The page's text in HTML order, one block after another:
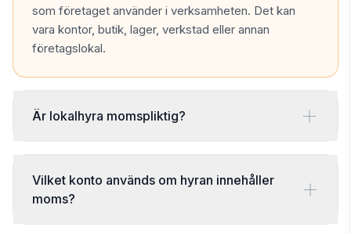
som företaget använder i verksamheten. Det kan
vara kontor, butik, lager, verkstad eller annan
företagslokal.
Är lokalhyra momspliktig?
Vilket konto används om hyran innehåller
moms?